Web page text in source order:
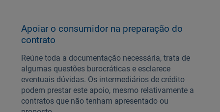
Apoiar o consumidor na preparação do
contrato
Reúne toda a documentação necessária, trata de
algumas questões burocráticas e esclarece
eventuais dúvidas. Os intermediários de crédito
podem prestar este apoio, mesmo relativamente a
contratos que não tenham apresentado ou